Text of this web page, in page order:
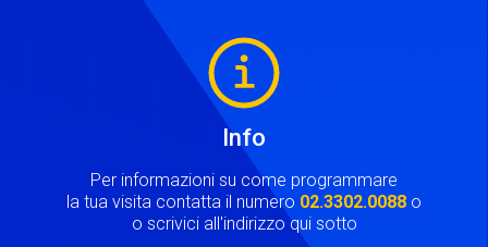
Info
Per informazioni su come programmare
la tua visita contatta il numero 02.3302.0088 o
o scrivici all'indirizzo qui sotto